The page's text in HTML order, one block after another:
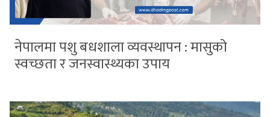
नेपालमा पशु बधशाला व्यवस्थापन : मासुको
स्वच्छता र जनस्वास्थ्यका उपाय